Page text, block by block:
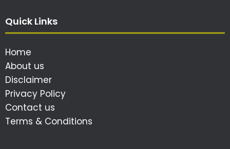
Quick Links
Home
About us
Disclaimer
Privacy Policy
Contact us
Terms & Conditions